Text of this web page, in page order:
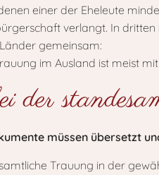
einer der Eheleute
verlangt. In
gemeinsam:
im Ausland ist meist
der
müssen übersetzt
Trauung in der